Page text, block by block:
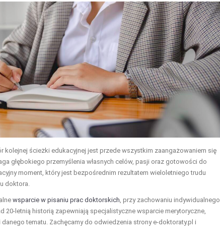
ścieżki edukacyjnej jest przede wszystkim zaangażowaniem się
głębokiego przemyślenia własnych celów, pasji oraz gotowości do
moment, który jest bezpośrednim rezultatem wieloletniego trudu
doktora.
wsparcie w pisaniu prac doktorskich , przy zachowaniu indywidualnego
letnią historią zapewniają specjalistyczne wsparcie merytoryczne,
tematu. Zachęcamy do odwiedzenia strony e-doktoraty.pl i